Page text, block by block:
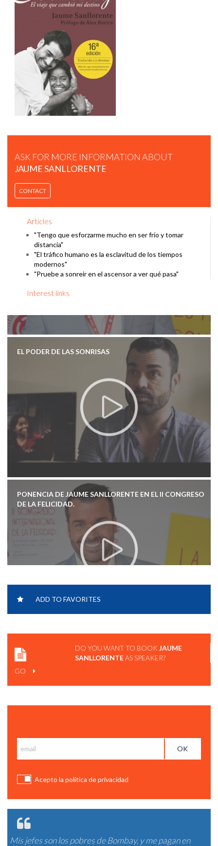
ASK FOR MORE INFORMATION ABOUT
JAUME SANLLORENTE
CONTACT
Articles
"Tengo que esforzarme mucho en ser frío y tomar
distancia"
"El tráfico humano es la esclavitud de los tiempos
modernos"
"Pruebe a sonreir en el ascensor a ver qué pasa"
Interest links
EL PODER DE LAS SONRISAS
PONENCIA DE JAUME SANLLORENTE EN EL II CONGRESO
DE LA FELICIDAD.
EL PODER DE LAS SONRISAS
DE LA FELICIDAD.
ADD TO FAVORITES
DO YOU WANT TO BOOKJAUME
SANLLORENTEAS SPEAKER?
GO
Acepto la política de privacidad
Mis jefes son los pobres de Bombay, y me pagan en